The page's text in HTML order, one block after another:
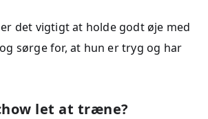
det vigtigt at holde godt øje med
sørge for, at hun er tryg og har
let at træne?